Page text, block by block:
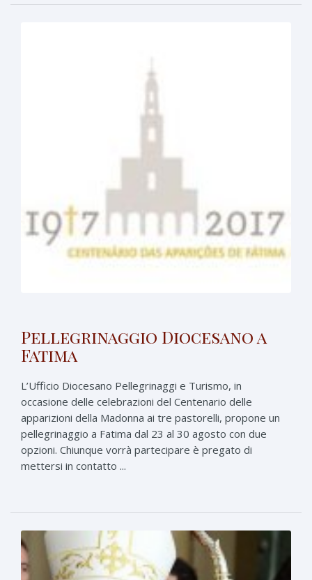
Pellegrinaggio Diocesano a
Fatima
L’Ufficio Diocesano Pellegrinaggi e Turismo, in
occasione delle celebrazioni del Centenario delle
apparizioni della Madonna ai tre pastorelli, propone un
pellegrinaggio a Fatima dal 23 al 30 agosto con due
opzioni. Chiunque vorrà partecipare è pregato di
mettersi in contatto ...